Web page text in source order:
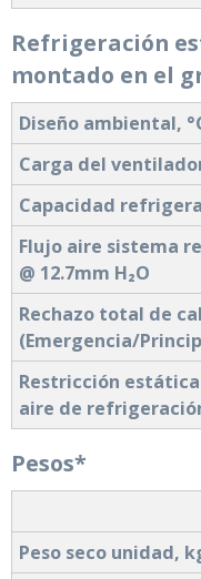
Refrigeración
montado en el
Diseño ambiental,
Carga del
Capacidad
Flujo aire sistema
@ 12.7mm H₂O
Rechazo total de
(Emergencia/
Restricción
aire de
Pesos*
Peso seco unidad,